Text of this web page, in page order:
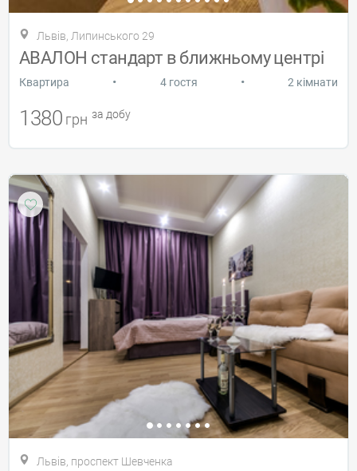
Львів, Липинського 29
АВАЛОН стандарт в ближньому центрі
Квартира • 4 гостя • 2 кімнати
1380 грн за добу
Львів, проспект Шевченка